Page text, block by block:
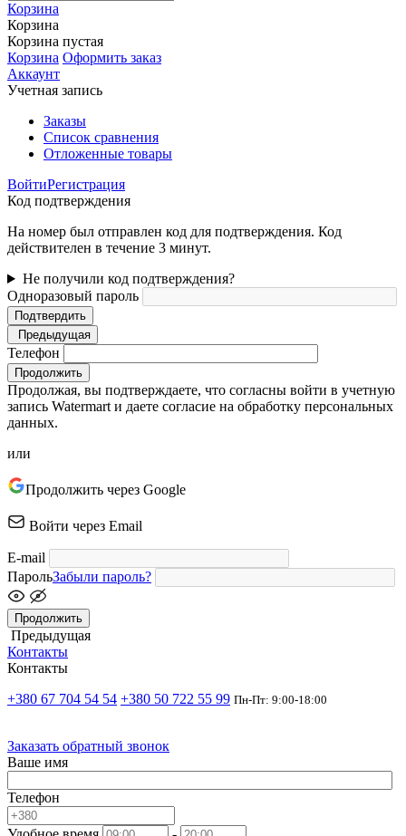
Корзина
Корзина
Корзина пустая
Корзина Оформить заказ
Аккаунт
Учетная запись
Заказы
Список сравнения
Отложенные товары
ВойтиРегистрация
Код подтверждения
На номер был отправлен код для подтверждения. Код
действителен в течение 3 минут.
Не получили код подтверждения?
Одноразовый пароль
Подтвердить
Предыдущая
Телефон
Продолжить
Продолжая, вы подтверждаете, что согласны войти в учетную
запись Watermart и даете согласие на обработку персональных
данных.
или
Продолжить через Google
Войти через Email
E-mail
ПарольЗабыли пароль?
Продолжить
Предыдущая
Контакты
Контакты
+380 67 704 54 54 +380 50 722 55 99 Пн-Пт: 9:00-18:00
Заказать обратный звонок
Ваше имя
Телефон